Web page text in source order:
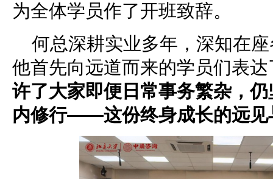
为全体学员作了开班致辞。
何总深耕实业多年，深知在
他首先向远道而来的学员们表
许了大家即便日常事务繁杂，
内修行——这份终身成长的远见